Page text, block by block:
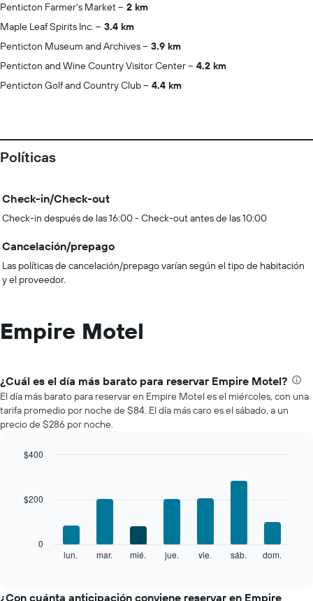
Penticton Farmer's Market
2 km
Maple Leaf Spirits Inc.
3.4 km
Penticton Museum and Archives
3.9 km
Penticton and Wine Country Visitor Center
4.2 km
Penticton Golf and Country Club
4.4 km
Políticas
Check-in/Check-out
Check-in después de las 16:00 - Check-out antes de las 10:00
Cancelación/prepago
Las políticas de cancelación/prepago varían según el tipo de habitación
y el proveedor.
Empire Motel
¿Cuál es el día más barato para reservar Empire Motel?
El día más barato para reservar en Empire Motel es el miércoles, con una
tarifa promedio por noche de $84. El día más caro es el sábado, a un
precio de $286 por noche.
el
lun. mar. mié. jue. vie. sáb. dom.
0
$200
$400
¿Con cuánta anticipación conviene reservar en Empire